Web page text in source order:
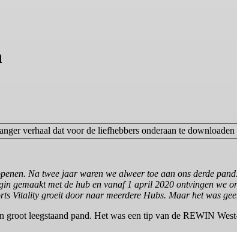
verhaal dat voor de liefhebbers onderaan te downloaden
Na twee jaar waren we alweer toe aan ons derde
gemaakt met de hub en vanaf 1 april 2020 ontvingen we
Vitality groeit door naar meerdere Hubs. Maar het was
leegstaand pand. Het was een tip van de REWIN